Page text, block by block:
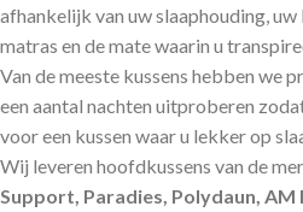
afhankelijk van uw slaaphouding,
matras en de mate waarin u
Van de meeste kussens hebben we
een aantal nachten uitproberen
voor een kussen waar u lekker op
Wij leveren hoofdkussens van de
Support, Paradies, Polydaun, AM